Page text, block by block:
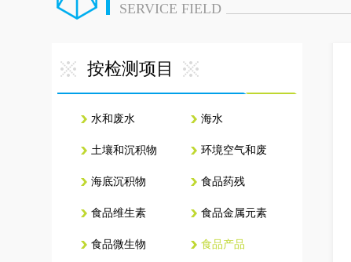
SERVICE FIELD
按检测项目
水和废水 海水
土壤和沉积物 环境空气和废
海底沉积物 食品药残
食品维生素 食品金属元素
食品微生物 食品产品